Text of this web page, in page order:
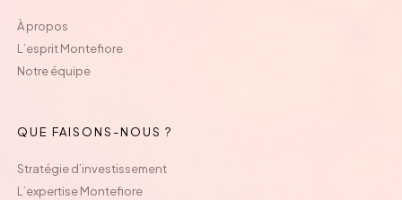
À propos
L’esprit Montefiore
Notre équipe
QUE FAISONS-NOUS ?
Stratégie d’investissement
L’expertise Montefiore